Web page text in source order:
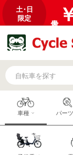
土･日
限定
車種 パーツ